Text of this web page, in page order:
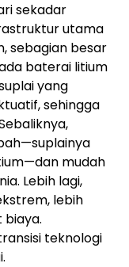
sekadar
utama
sebagian besar
baterai litium
yang
sehingga
mudah
Lebih lagi,
lebih
teknologi